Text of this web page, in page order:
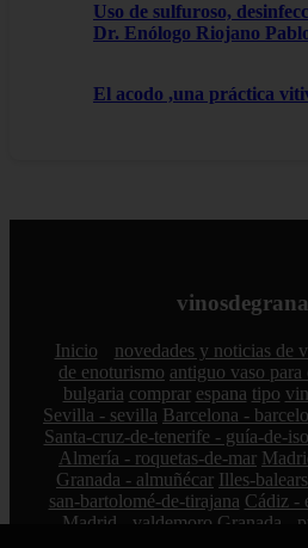
Uso de sulfuroso,
Dr. Enólogo Riojano
El acodo ,una práctica
Inicio novedades y noticias de
de enoturismo antiguo vaso
bulgaria comprar espana tipo
Sevilla - sevilla Barcelona -
Santa-cruz-de-tenerife - guía-de-
Almería - roquetas-de-mar
Granada - almuñécar Illes-
san-bartolomé-de-tirajana Cádiz -
Madrid - valdemoro Granada -